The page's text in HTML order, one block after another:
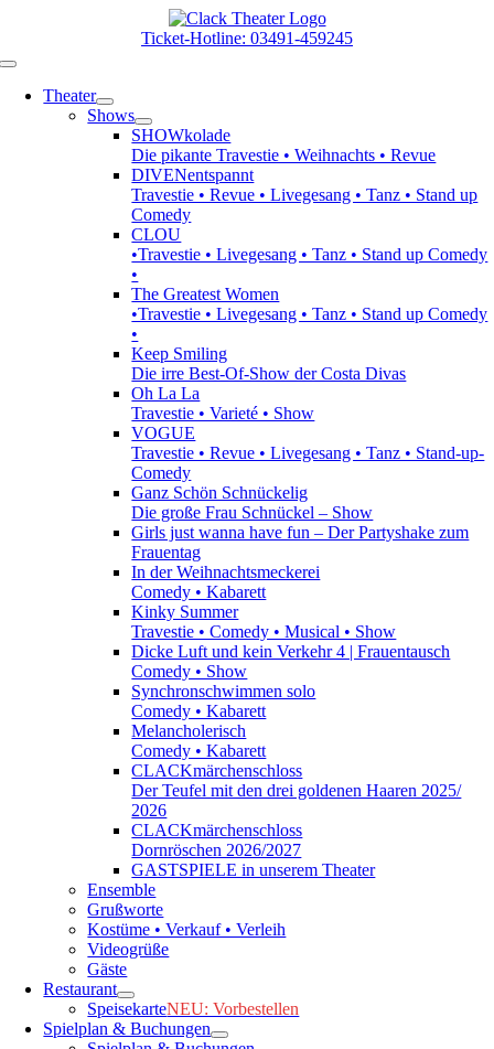
springen
Ticket-Hotline: 03491-459245
Toggle
NavigationTheater
Shows
SHOWkolade
Die pikante Travestie • Weihnachts • Revue
DIVENentspannt
Travestie • Revue • Livegesang • Tanz • Stand up
Comedy
CLOU
•Travestie • Livegesang • Tanz • Stand up Comedy
•
The Greatest Women
•Travestie • Livegesang • Tanz • Stand up Comedy
•
Keep Smiling
Die irre Best-Of-Show der Costa Divas
Oh La La
Travestie • Varieté • Show
VOGUE
Travestie • Revue • Livegesang • Tanz • Stand-up-
Comedy
Ganz Schön Schnückelig
Die große Frau Schnückel – Show
Girls just wanna have fun – Der Partyshake zum
Frauentag
In der Weihnachtsmeckerei
Comedy • Kabarett
Kinky Summer
Travestie • Comedy • Musical • Show
Dicke Luft und kein Verkehr 4 | Frauentausch
Comedy • Show
Synchronschwimmen solo
Comedy • Kabarett
Melancholerisch
Comedy • Kabarett
CLACKmärchenschloss
Der Teufel mit den drei goldenen Haaren 2025/
2026
CLACKmärchenschloss
Dornröschen 2026/2027
GASTSPIELE in unserem Theater
Ensemble
Grußworte
Kostüme • Verkauf • Verleih
Videogrüße
Gäste
Restaurant
SpeisekarteNEU: Vorbestellen
Spielplan & Buchungen